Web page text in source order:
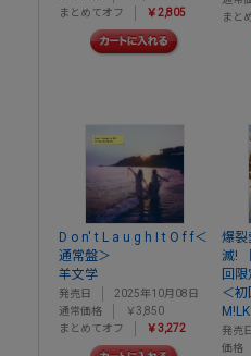
まとめてオフ
￥2,805
まと
D o n' t L a u g h I t O f f＜
通常盤＞
羊文学
発売日
2025年10月08日
通常価格
￥3,850
まとめてオフ
￥3,272
爆裂
滅!
回限
＜初
M!LK
発売日
価格